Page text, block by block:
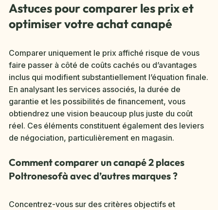
Astuces pour comparer les prix et
optimiser votre achat canapé
Comparer uniquement le prix affiché risque de vous
faire passer à côté de coûts cachés ou d’avantages
inclus qui modifient substantiellement l’équation finale.
En analysant les services associés, la durée de
garantie et les possibilités de financement, vous
obtiendrez une vision beaucoup plus juste du coût
réel. Ces éléments constituent également des leviers
de négociation, particulièrement en magasin.
Comment comparer un canapé 2 places
Poltronesofà avec d’autres marques ?
Concentrez-vous sur des critères objectifs et